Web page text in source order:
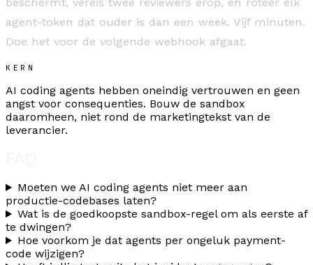
agent-token dat ouder is dan een week. Vijf minuten.
Doe het voor de volgende webhook afgaat.
KERN
AI coding agents hebben oneindig vertrouwen en geen
angst voor consequenties. Bouw de sandbox
daaromheen, niet rond de marketingtekst van de
leverancier.
Moeten we AI coding agents niet meer aan
productie-codebases laten?
Wat is de goedkoopste sandbox-regel om als eerste af
te dwingen?
Hoe voorkom je dat agents per ongeluk payment-
code wijzigen?